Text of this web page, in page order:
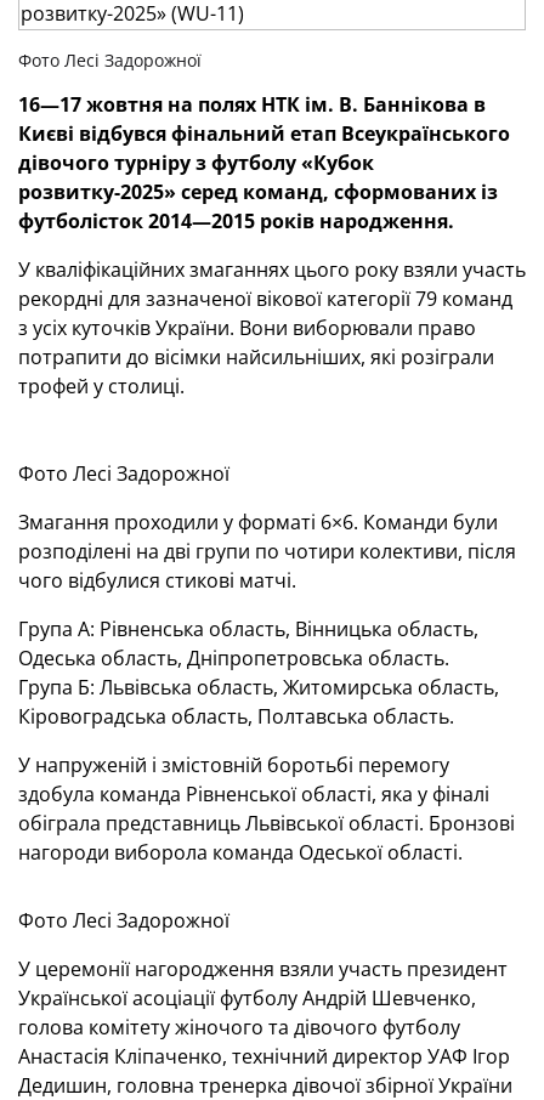
Фото Лесі Задорожної
16—17 жовтня на полях НТК ім. В. Баннікова в
Києві відбувся фінальний етап Всеукраїнського
дівочого турніру з футболу «Кубок
розвитку-2025» серед команд, сформованих із
футболісток 2014—2015 років народження.
У кваліфікаційних змаганнях цього року взяли участь
рекордні для зазначеної вікової категорії 79 команд
з усіх куточків України. Вони виборювали право
потрапити до вісімки найсильніших, які розіграли
трофей у столиці.
Фото Лесі Задорожної
Змагання проходили у форматі 6×6. Команди були
розподілені на дві групи по чотири колективи, після
чого відбулися стикові матчі.
Група А: Рівненська область, Вінницька область,
Одеська область, Дніпропетровська область.
Група Б: Львівська область, Житомирська область,
Кіровоградська область, Полтавська область.
У напруженій і змістовній боротьбі перемогу
здобула команда Рівненської області, яка у фіналі
обіграла представниць Львівської області. Бронзові
нагороди виборола команда Одеської області.
Фото Лесі Задорожної
У церемонії нагородження взяли участь президент
Української асоціації футболу Андрій Шевченко,
голова комітету жіночого та дівочого футболу
Анастасія Кліпаченко, технічний директор УАФ Ігор
Дедишин, головна тренерка дівочої збірної України